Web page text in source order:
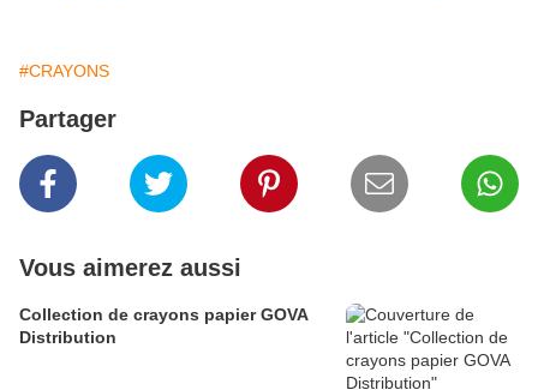
#CRAYONS
Partager
Vous aimerez aussi
Collection de crayons papier GOVA
Distribution